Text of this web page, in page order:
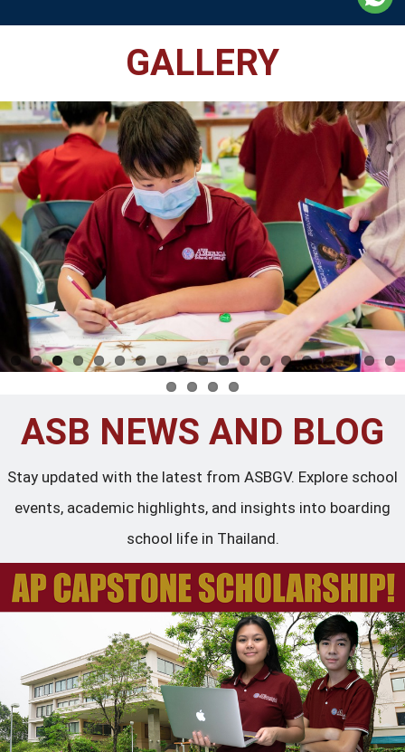
GALLERY
ASB NEWS AND BLOG
Stay updated with the latest from ASBGV. Explore school
events, academic highlights, and insights into boarding
school life in Thailand.